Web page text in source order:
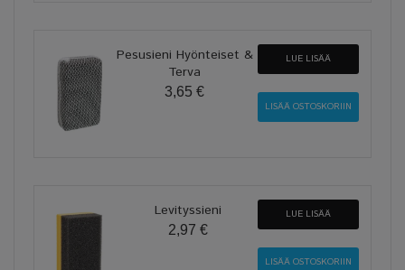
Pesusieni Hyönteiset &
Terva
3,65 €
LUE LISÄÄ
Levityssieni
2,97 €
LUE LISÄÄ